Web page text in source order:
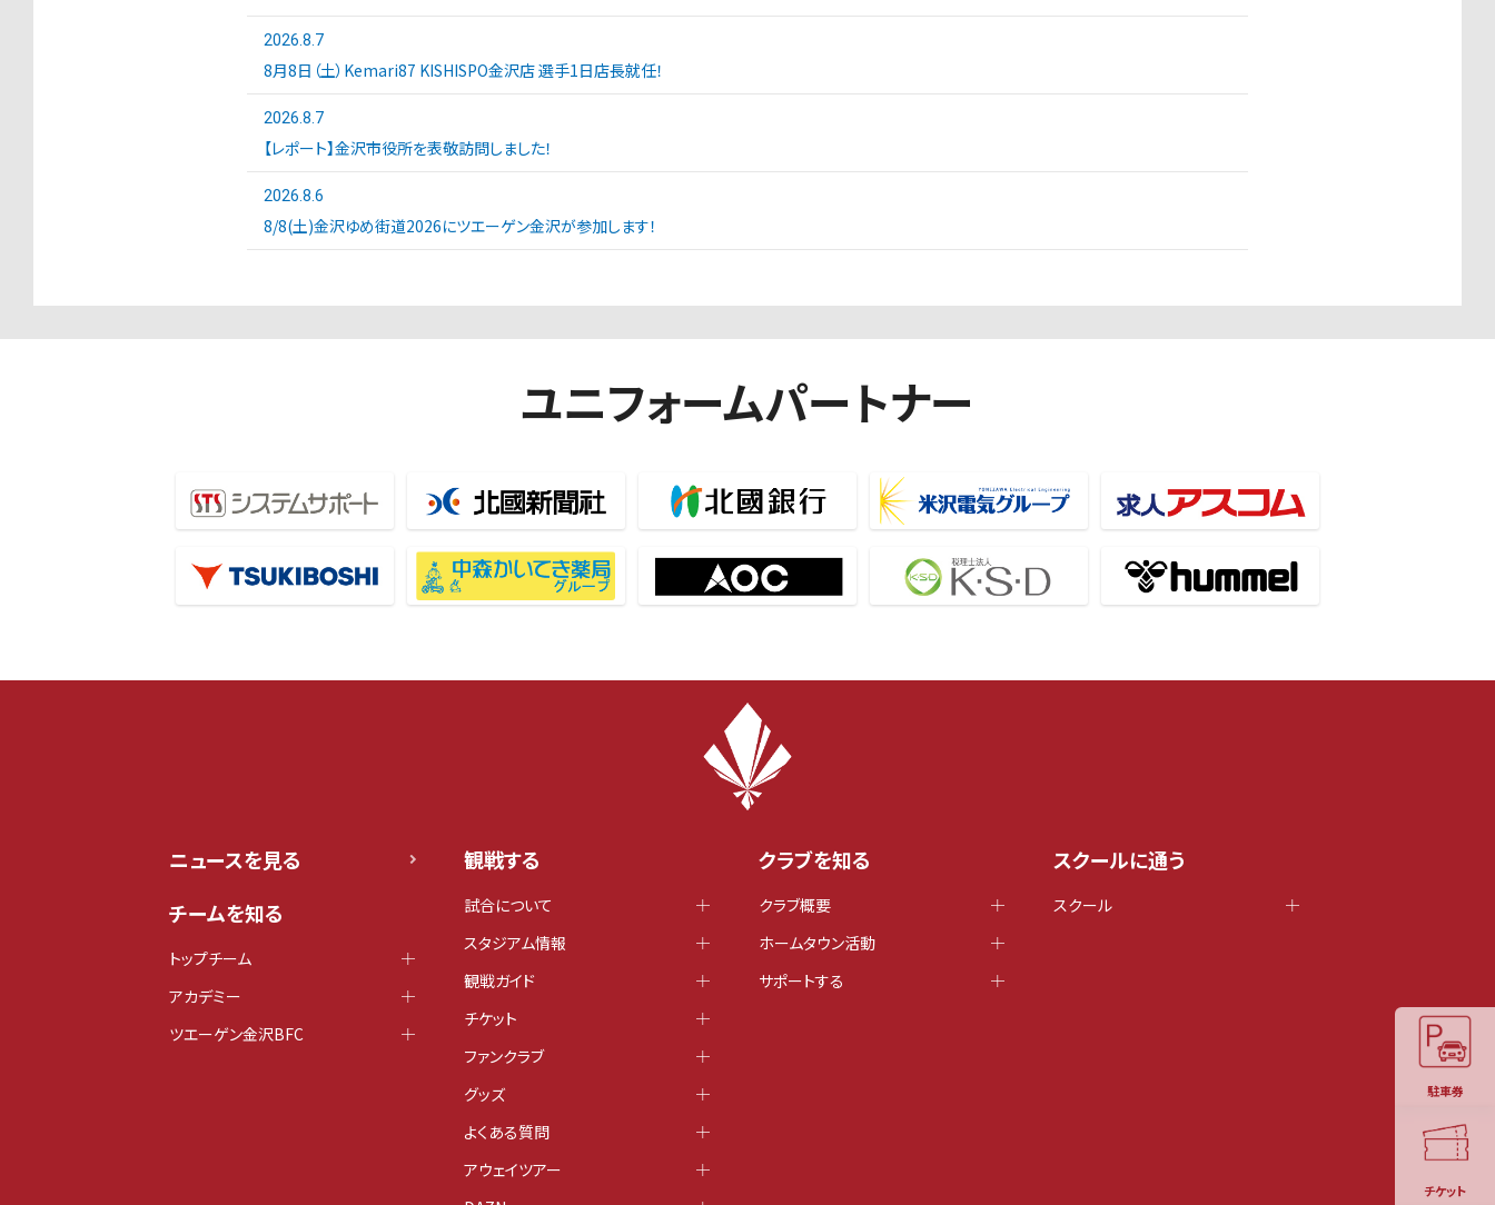
2026.8.7
8月8日（土）Kemari87 KISHISPO金沢店 選手1日店長就任！
2026.8.7
【レポート】金沢市役所を表敬訪問しました！
2026.8.6
8/8(土)金沢ゆめ街道2026にツエーゲン金沢が参加します！
ユニフォームパートナー
駐車券
チケット
ニュースを見る
チームを知る
トップチーム
アカデミー
ツエーゲン金沢BFC
観戦する
試合について
スタジアム情報
観戦ガイド
チケット
ファンクラブ
グッズ
よくある質問
アウェイツアー
クラブを知る
クラブ概要
ホームタウン活動
サポートする
スクールに通う
スクール